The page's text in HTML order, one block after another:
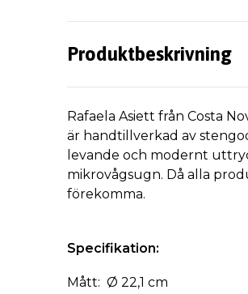
Produktbeskrivning
Rafaela Asiett från Costa
är handtillverkad av
levande och modernt
mikrovågsugn. Då alla
förekomma.
Specifikation:
Mått: Ø 22,1 cm